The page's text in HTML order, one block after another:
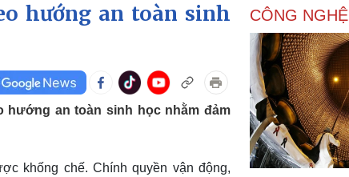
Infographic
Ô tô - Xe máy
Xe máy
Doanh nghiệp
Thông tin doanh nghiệp
Doanh nghiệp 24h
Doanh nhân
Vì cộng đồng
hướng an toàn sinh
hướng an toàn sinh học nhằm đảm
khống chế. Chính quyền vận động,
CÔNG NGHỆ